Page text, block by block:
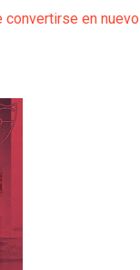
convertirse en nuevo